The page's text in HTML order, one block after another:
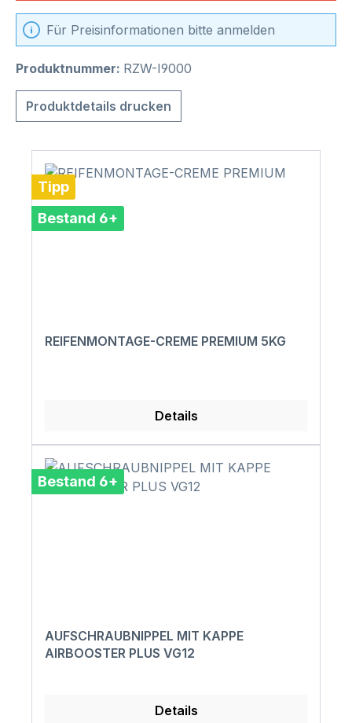
Für Preisinformationen bitte anmelden
Produktnummer: RZW-I9000
Produktdetails drucken
Tipp
Bestand 6+
REIFENMONTAGE-CREME PREMIUM 5KG
Details
Bestand 6+
AUFSCHRAUBNIPPEL MIT KAPPE
AIRBOOSTER PLUS VG12
Details